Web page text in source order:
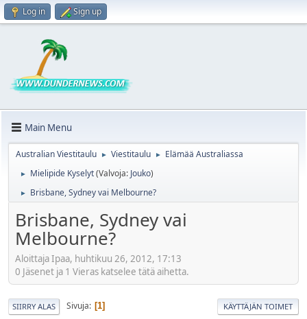
Log in Sign up
Main Menu
Australian Viestitaulu ► Viestitaulu ► Elämää Australiassa
► Mielipide Kyselyt(Valvoja: Jouko)
► Brisbane, Sydney vai Melbourne?
Brisbane, Sydney vai
Melbourne?
Aloittaja Ipaa, huhtikuu 26, 2012, 17:13
0 Jäsenet ja 1 Vieras katselee tätä aihetta.
SIIRRY ALAS Sivuja 1 KÄYTTÄJÄN TOIMET